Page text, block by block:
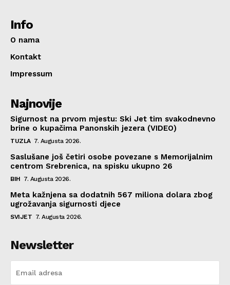
Info
O nama
Kontakt
Impressum
Najnovije
Sigurnost na prvom mjestu: Ski Jet tim svakodnevno
brine o kupačima Panonskih jezera (VIDEO)
TUZLA 7. Augusta 2026.
Saslušane još četiri osobe povezane s Memorijalnim
centrom Srebrenica, na spisku ukupno 26
BIH 7. Augusta 2026.
Meta kažnjena sa dodatnih 567 miliona dolara zbog
ugrožavanja sigurnosti djece
SVIJET 7. Augusta 2026.
Newsletter